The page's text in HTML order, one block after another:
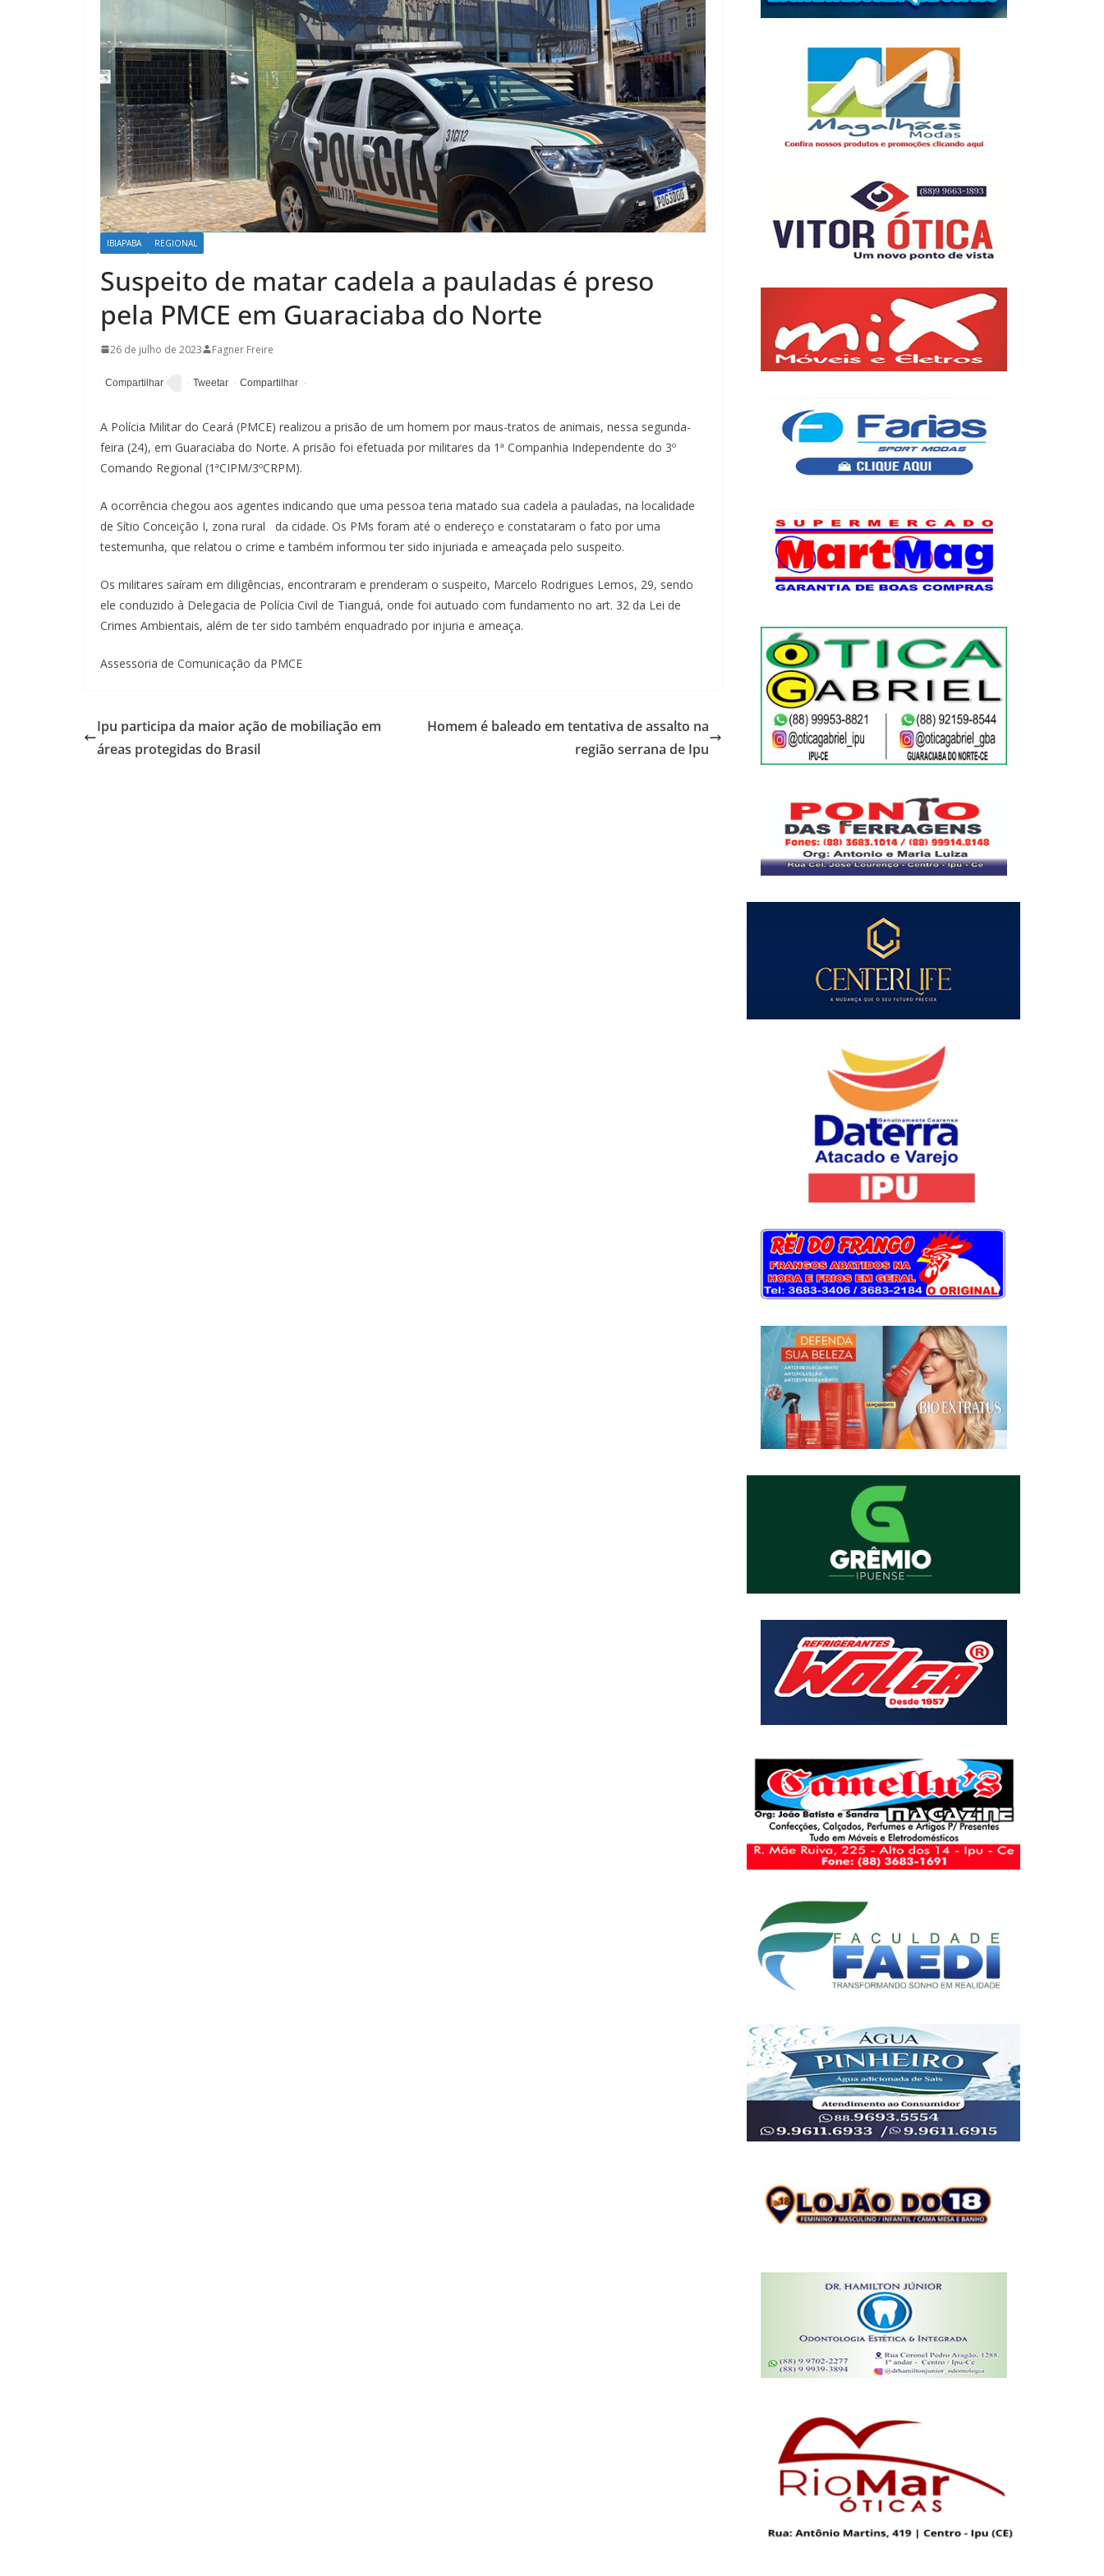
IBIAPABA REGIONAL
Suspeito de matar cadela a pauladas é preso
pela PMCE em Guaraciaba do Norte
26 de julho de 2023 Fagner Freire
A Polícia Militar do Ceará (PMCE) realizou a prisão de um homem por maus-tratos de animais, nessa segunda-
feira (24), em Guaraciaba do Norte. A prisão foi efetuada por militares da 1ª Companhia Independente do 3º
Comando Regional (1ªCIPM/3ºCRPM).
A ocorrência chegou aos agentes indicando que uma pessoa teria matado sua cadela a pauladas, na localidade
de Sítio Conceição I, zona rural da cidade. Os PMs foram até o endereço e constataram o fato por uma
testemunha, que relatou o crime e também informou ter sido injuriada e ameaçada pelo suspeito.
Os militares saíram em diligências, encontraram e prenderam o suspeito, Marcelo Rodrigues Lemos, 29, sendo
ele conduzido à Delegacia de Polícia Civil de Tianguá, onde foi autuado com fundamento no art. 32 da Lei de
Crimes Ambientais, além de ter sido também enquadrado por injuria e ameaça.
Assessoria de Comunicação da PMCE
Ipu participa da maior ação de mobiliação em
áreas protegidas do Brasil
Homem é baleado em tentativa de assalto na
região serrana de Ipu